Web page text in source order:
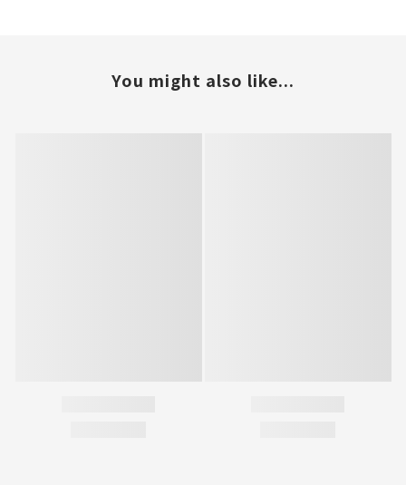
You might also like...